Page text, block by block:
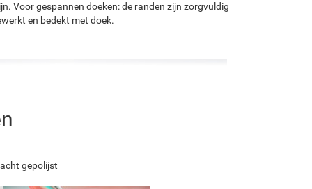
Voor gespannen doeken: de randen zijn zorgvuldig
en bedekt met doek.
gepolijst